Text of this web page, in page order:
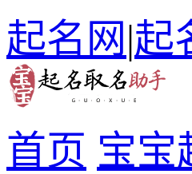
起名网|起
首页 宝宝